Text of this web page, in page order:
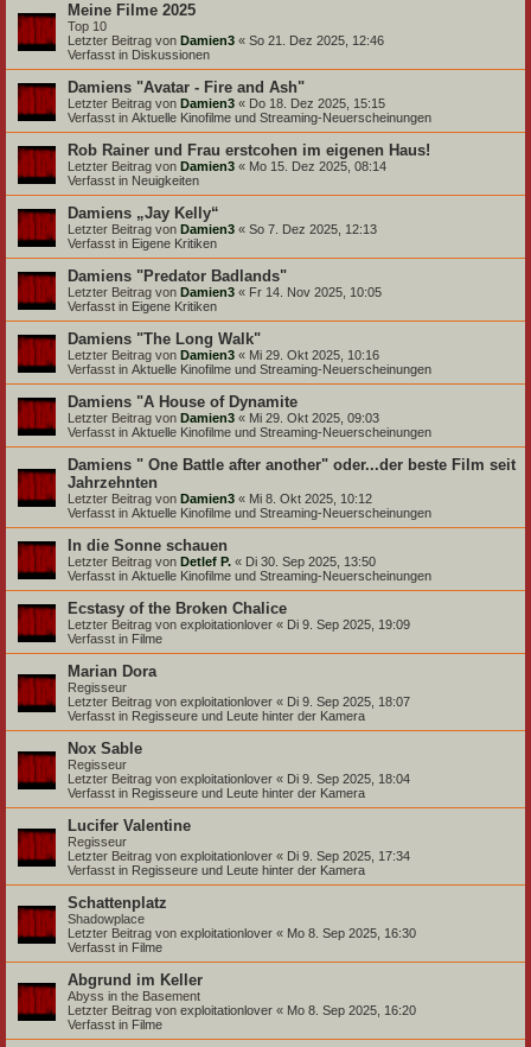
Meine Filme 2025
Top 10
Letzter Beitrag von Damien3 « So 21. Dez 2025, 12:46
Verfasst in Diskussionen
Damiens "Avatar - Fire and Ash"
Letzter Beitrag von Damien3 « Do 18. Dez 2025, 15:15
Verfasst in Aktuelle Kinofilme und Streaming-Neuerscheinungen
Rob Rainer und Frau erstcohen im eigenen Haus!
Letzter Beitrag von Damien3 « Mo 15. Dez 2025, 08:14
Verfasst in Neuigkeiten
Damiens „Jay Kelly“
Letzter Beitrag von Damien3 « So 7. Dez 2025, 12:13
Verfasst in Eigene Kritiken
Damiens "Predator Badlands"
Letzter Beitrag von Damien3 « Fr 14. Nov 2025, 10:05
Verfasst in Eigene Kritiken
Damiens "The Long Walk"
Letzter Beitrag von Damien3 « Mi 29. Okt 2025, 10:16
Verfasst in Aktuelle Kinofilme und Streaming-Neuerscheinungen
Damiens "A House of Dynamite
Letzter Beitrag von Damien3 « Mi 29. Okt 2025, 09:03
Verfasst in Aktuelle Kinofilme und Streaming-Neuerscheinungen
Damiens " One Battle after another" oder...der beste Film seit
Jahrzehnten
Letzter Beitrag von Damien3 « Mi 8. Okt 2025, 10:12
Verfasst in Aktuelle Kinofilme und Streaming-Neuerscheinungen
In die Sonne schauen
Letzter Beitrag von Detlef P. « Di 30. Sep 2025, 13:50
Verfasst in Aktuelle Kinofilme und Streaming-Neuerscheinungen
Ecstasy of the Broken Chalice
Letzter Beitrag von exploitationlover « Di 9. Sep 2025, 19:09
Verfasst in Filme
Marian Dora
Regisseur
Letzter Beitrag von exploitationlover « Di 9. Sep 2025, 18:07
Verfasst in Regisseure und Leute hinter der Kamera
Nox Sable
Regisseur
Letzter Beitrag von exploitationlover « Di 9. Sep 2025, 18:04
Verfasst in Regisseure und Leute hinter der Kamera
Lucifer Valentine
Regisseur
Letzter Beitrag von exploitationlover « Di 9. Sep 2025, 17:34
Verfasst in Regisseure und Leute hinter der Kamera
Schattenplatz
Shadowplace
Letzter Beitrag von exploitationlover « Mo 8. Sep 2025, 16:30
Verfasst in Filme
Abgrund im Keller
Abyss in the Basement
Letzter Beitrag von exploitationlover « Mo 8. Sep 2025, 16:20
Verfasst in Filme